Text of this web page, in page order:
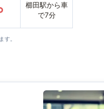
櫛田駅から車
で7分
。